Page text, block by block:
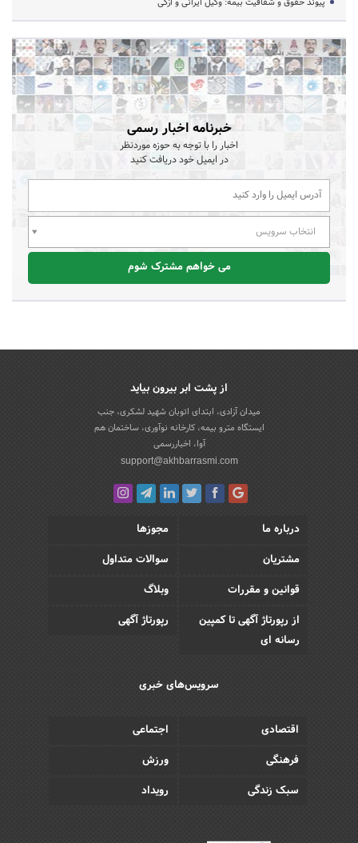
خبرنامه اخبار رسمی
اخبار را با توجه به حوزه موردنظر
در ایمیل خود دریافت کنید
انتخاب سرویس
می خواهم مشترک شوم
از پشت ابر بیرون بیاید
میدان آزادی، ابتدای اتوبان شهید لشکری، جنب
ایستگاه مترو بیمه، کارخانه نوآوری، ساختمان هم
آوا، اخباررسمی
support@akhbarrasmi.com
درباره ما
مجوزها
مشتریان
سوالات متداول
قوانین و مقررات
وبلاگ
از رپورتاژ آگهی تا کمپین
رسانه ای
رپورتاژ آگهی
سرویس‌های خبری
اقتصادی
اجتماعی
فرهنگی
ورزش
سبک زندگی
رویداد